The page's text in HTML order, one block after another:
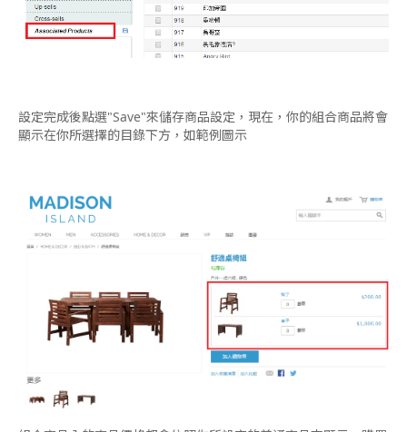
設定完成後點選"Save"來儲存商品設定，現在，你的組合商品將會
顯示在你所選擇的目錄下方，如範例圖示